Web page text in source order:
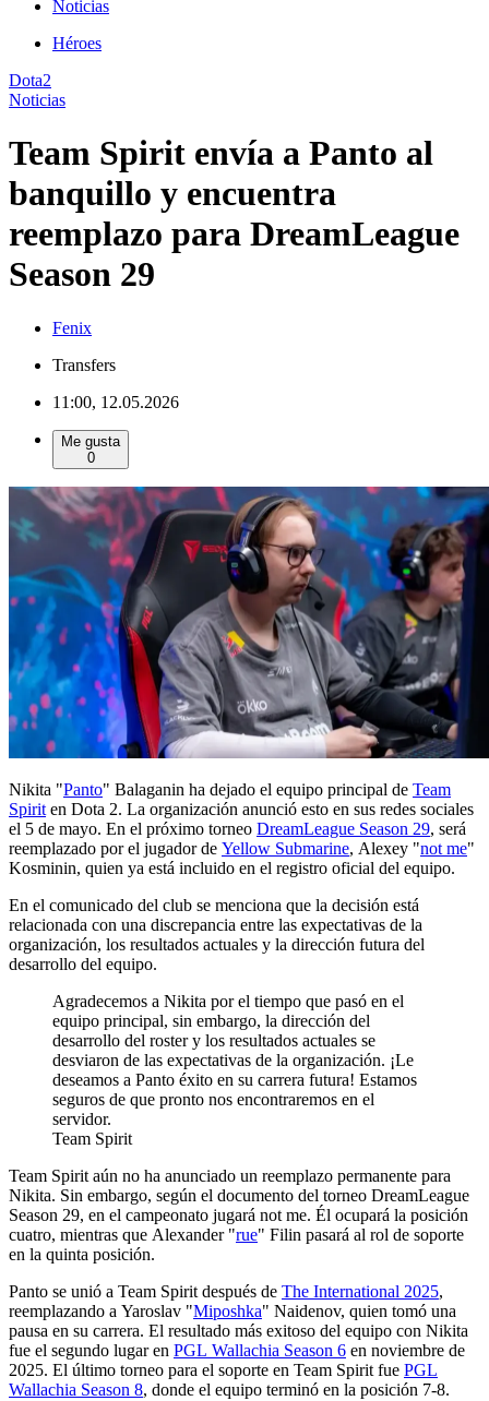
Noticias
Héroes
Dota2
Noticias
Team Spirit envía a Panto al
banquillo y encuentra
reemplazo para DreamLeague
Season 29
Fenix
Transfers
11:00, 12.05.2026
Me gusta
0
Nikita "Panto" Balaganin ha dejado el equipo principal de Team
Spirit en Dota 2. La organización anunció esto en sus redes sociales
el 5 de mayo. En el próximo torneo DreamLeague Season 29, será
reemplazado por el jugador de Yellow Submarine, Alexey "not me"
Kosminin, quien ya está incluido en el registro oficial del equipo.
En el comunicado del club se menciona que la decisión está
relacionada con una discrepancia entre las expectativas de la
organización, los resultados actuales y la dirección futura del
desarrollo del equipo.
Agradecemos a Nikita por el tiempo que pasó en el
equipo principal, sin embargo, la dirección del
desarrollo del roster y los resultados actuales se
desviaron de las expectativas de la organización. ¡Le
deseamos a Panto éxito en su carrera futura! Estamos
seguros de que pronto nos encontraremos en el
servidor.
Team Spirit
Team Spirit aún no ha anunciado un reemplazo permanente para
Nikita. Sin embargo, según el documento del torneo DreamLeague
Season 29, en el campeonato jugará not me. Él ocupará la posición
cuatro, mientras que Alexander "rue" Filin pasará al rol de soporte
en la quinta posición.
Panto se unió a Team Spirit después de The International 2025,
reemplazando a Yaroslav "Miposhka" Naidenov, quien tomó una
pausa en su carrera. El resultado más exitoso del equipo con Nikita
fue el segundo lugar en PGL Wallachia Season 6 en noviembre de
2025. El último torneo para el soporte en Team Spirit fue PGL
Wallachia Season 8, donde el equipo terminó en la posición 7-8.